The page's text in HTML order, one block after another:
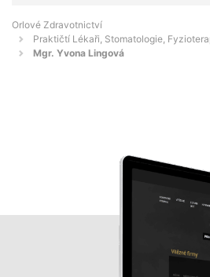
Orlové Zdravotnictví
Praktičtí Lékaři, Stomatologie,
Mgr. Yvona Lingová